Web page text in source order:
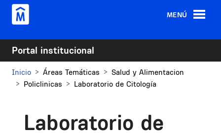
Pasar al contenido principal
MENÚ
Portal institucional
Inicio Áreas Temáticas
Salud y Alimentacion
Policlinicas
Laboratorio de Citología
Laboratorio de